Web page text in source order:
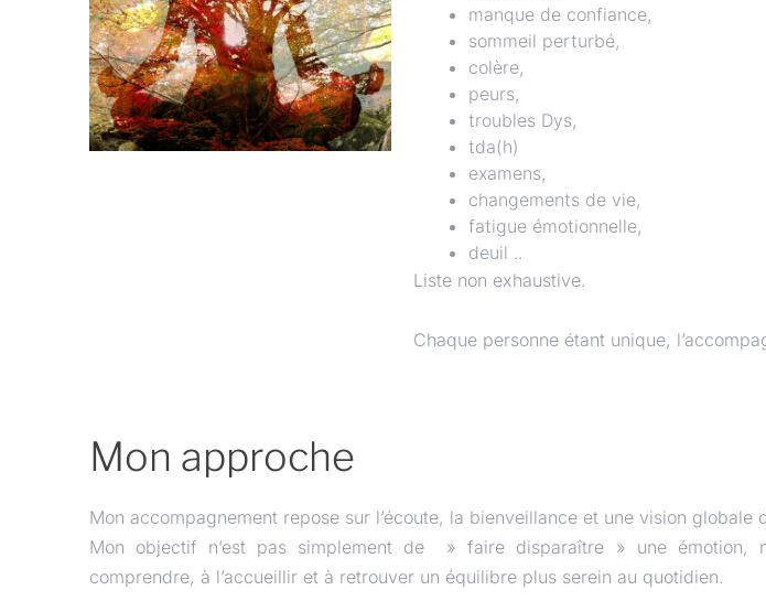
manque de confiance,
sommeil perturbé,
colère,
peurs,
troubles Dys,
tda(h)
examens,
changements de vie,
fatigue émotionnelle,
deuil ..
Liste non exhaustive.
Chaque personne étant unique,
Mon approche
Mon accompagnement repose sur l’écoute, la bienveillance et une vision globale
Mon objectif n’est pas simplement de » faire disparaître » une émotion,
comprendre, à l’accueillir et à retrouver un équilibre plus serein au quotidien.